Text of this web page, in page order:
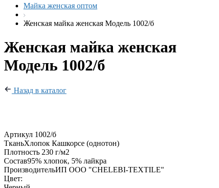
Майка женская оптом
Женская майка женская Модель 1002/б
Женская майка женская
Модель 1002/б
Назад в каталог
Артикул 1002/б
ТканьХлопок Кашкорсе (однотон)
Плотность 230 г/м2
Состав95% хлопок, 5% лайкра
ПроизводительИП ООО "CHELEBI-TEXTILE"
Цвет: